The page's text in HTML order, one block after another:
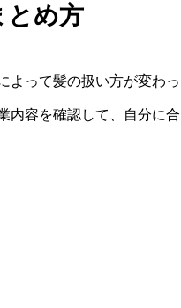
とめ方
よって髪の扱い方が変わっ
内容を確認して、自分に合